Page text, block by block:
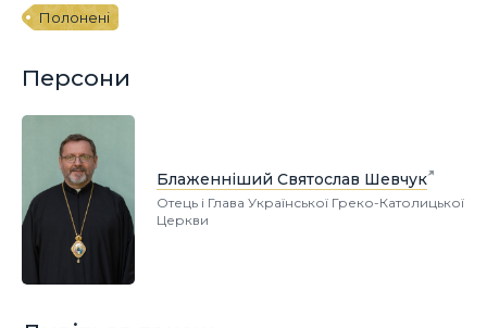
Полонені
Персони
Блаженніший Святослав Шевчук
Отець і Глава Української Греко-Католицької
Церкви